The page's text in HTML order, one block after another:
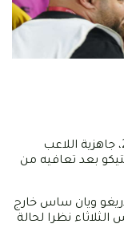
أكد المدرب طارق ثابت في تصريح لفووت24، جاهزية اللاعب
بعد تعافيه من
ويان ساس خارج
نظرا لحالة